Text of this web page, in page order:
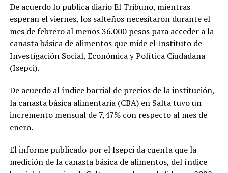
De acuerdo lo publica diario El Tribuno, mientras
esperan el viernes, los salteños necesitaron durante el
mes de febrero al menos 36.000 pesos para acceder a la
canasta básica de alimentos que mide el Instituto de
Investigación Social, Económica y Política Ciudadana
(Isepci).
De acuerdo al índice barrial de precios de la institución,
la canasta básica alimentaria (CBA) en Salta tuvo un
incremento mensual de 7,47% con respecto al mes de
enero.
El informe publicado por el Isepci da cuenta que la
medición de la canasta básica de alimentos, del índice